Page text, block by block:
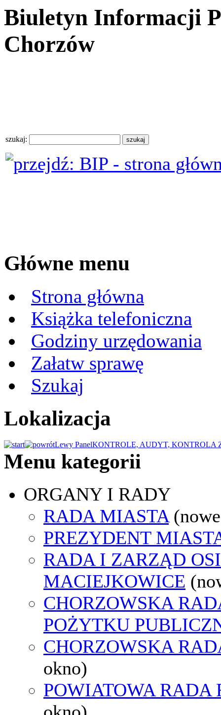
Biuletyn Informacji
Chorzów
szukaj:
Główne menu
Strona główna
Książka telefoniczna
Godziny urzędowania
Załatw sprawę
Szukaj
Lokalizacja
Lewy PanelKONTROLE, AUDYT, KONTROLA
Menu kategorii
ORGANY I RADY
RADA MIASTA
PREZYDENT
RADA I ZARZĄD
MACIEJKOWICE
CHORZOWSKA
POŻYTKU
CHORZOWSKA
okno)
POWIATOWA RADA